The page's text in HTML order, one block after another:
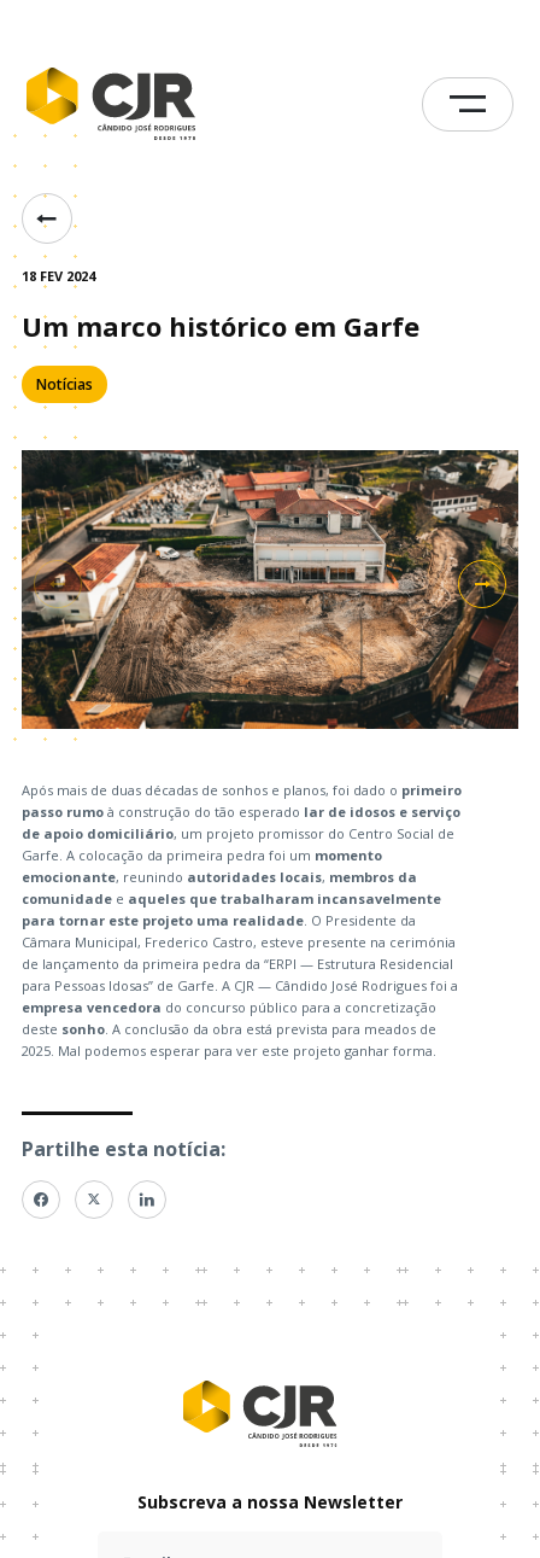
18 FEV 2024
Um marco histórico em Garfe
Notícias
Após mais de duas décadas de sonhos e planos, foi dado o primeiro
passo rumoà construção do tão esperado lar de idosos e serviço
de apoio domiciliário, um projeto promissor do Centro Social de
Garfe. A colocação da primeira pedra foi um momento
emocionante, reunindo autoridades locais, membros da
comunidadee aqueles que trabalharam incansavelmente
para tornar este projeto uma realidade. O Presidente da
Câmara Municipal, Frederico Castro, esteve presente na cerimónia
de lançamento da primeira pedra da “ERPI — Estrutura Residencial
para Pessoas Idosas” de Garfe. A CJR — Cândido José Rodrigues foi a
empresa vencedora do concurso público para a concretização
deste sonho. A conclusão da obra está prevista para meados de
2025. Mal podemos esperar para ver este projeto ganhar forma.
Partilhe esta notícia:
Subscreva a nossa Newsletter